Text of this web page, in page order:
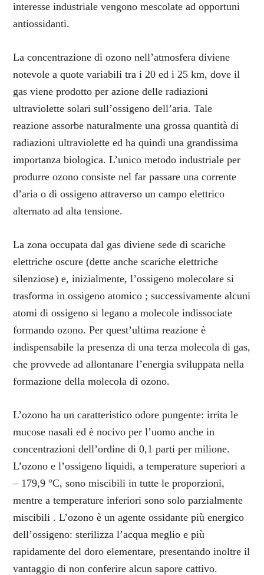
interesse industriale vengono mescolate ad opportuni
antiossidanti.
La concentrazione di ozono nell’atmosfera diviene
notevole a quote variabili tra i 20 ed i 25 km, dove il
gas viene prodotto per azione delle radiazioni
ultraviolette solari sull’ossigeno dell’aria. Tale
reazione assorbe naturalmente una grossa quantità di
radiazioni ultraviolette ed ha quindi una grandissima
importanza biologica. L’unico metodo industriale per
produrre ozono consiste nel far passare una corrente
d’aria o di ossigeno attraverso un campo elettrico
alternato ad alta tensione.
La zona occupata dal gas diviene sede di scariche
elettriche oscure (dette anche scariche elettriche
silenziose) e, inizialmente, l’ossigeno molecolare si
trasforma in ossigeno atomico ; successivamente alcuni
atomi di ossigeno si legano a molecole indissociate
formando ozono. Per quest’ultima reazione è
indispensabile la presenza di una terza molecola di gas,
che provvede ad allontanare l’energia sviluppata nella
formazione della molecola di ozono.
L’ozono ha un caratteristico odore pungente: irrita le
mucose nasali ed è nocivo per l’uomo anche in
concentrazioni dell’ordine di 0,1 parti per milione.
L’ozono e l’ossigeno liquidi, a temperature superiori a
– 179,9 °C, sono miscibili in tutte le proporzioni,
mentre a temperature inferiori sono solo parzialmente
miscibili . L’ozono è un agente ossidante più energico
dell’ossigeno: sterilizza l’acqua meglio e più
rapidamente del doro elementare, presentando inoltre il
vantaggio di non conferire alcun sapore cattivo.